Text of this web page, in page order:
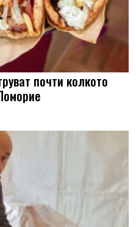
почти колкото